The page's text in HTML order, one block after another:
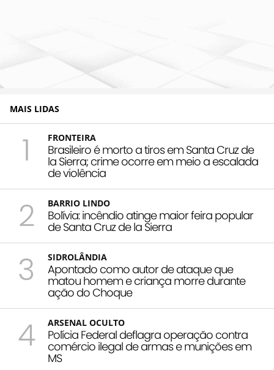
MAIS LIDAS
1 FRONTEIRA
Brasileiro é morto a tiros em Santa Cruz de
la Sierra; crime ocorre em meio a escalada
de violência
2 BARRIO LINDO
Bolívia: incêndio atinge maior feira popular
de Santa Cruz de la Sierra
3 SIDROLÂNDIA
Apontado como autor de ataque que
matou homem e criança morre durante
ação do Choque
4 ARSENAL OCULTO
Polícia Federal deflagra operação contra
comércio ilegal de armas e munições em
MS